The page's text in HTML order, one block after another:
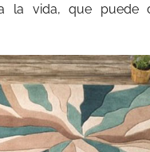
la vida, que puede